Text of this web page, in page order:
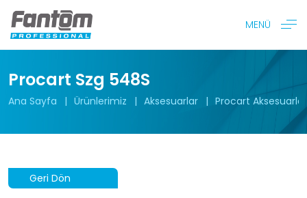
MENÜ
Procart Szg 548S
Ana Sayfa Ürünlerimiz Aksesuarlar Procart
Geri Dön